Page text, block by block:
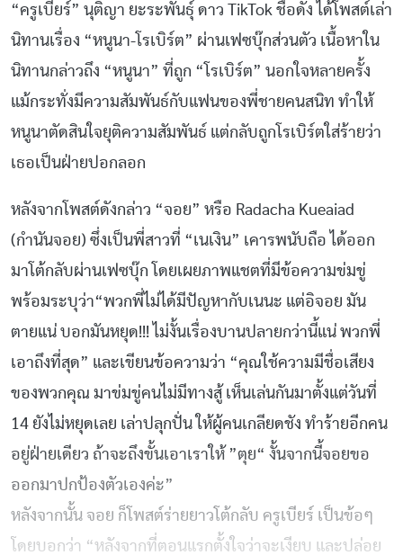
“ครูเบียร์” นุติญา ยะระพันธุ์ ดาว TikTok ชื่อดัง ได้โพสต์เล่า
นิทานเรื่อง “หนูนา-โรเบิร์ต” ผ่านเฟซบุ๊กส่วนตัว เนื้อหาใน
นิทานกล่าวถึง “หนูนา” ที่ถูก “โรเบิร์ต” นอกใจหลายครั้ง
แม้กระทั่งมีความสัมพันธ์กับแฟนของพี่ชายคนสนิท ทำให้
หนูนาตัดสินใจยุติความสัมพันธ์ แต่กลับถูกโรเบิร์ตใส่ร้ายว่า
เธอเป็นฝ่ายปอกลอก
หลังจากโพสต์ดังกล่าว “จอย” หรือ Radacha Kueaiad
(กำนันจอย) ซึ่งเป็นพี่สาวที่ “เนเงิน” เคารพนับถือ ได้ออก
มาโต้กลับผ่านเฟซบุ๊ก โดยเผยภาพแชตที่มีข้อความข่มขู่
พร้อมระบุว่า“พวกพี่ไม่ได้มีปัญหากับเนนะ แต่อิจอย มัน
ตายแน่ บอกมันหยุด!!! ไม่งั้นเรื่องบานปลายกว่านี้แน่ พวกพี่
เอาถึงที่สุด” และเขียนข้อความว่า “คุณใช้ความมีชื่อเสียง
ของพวกคุณ มาข่มขู่คนไม่มีทางสู้ เห็นเล่นกันมาตั้งแต่วันที่
14 ยังไม่หยุดเลย เล่าปลุกปั่น ให้ผู้คนเกลียดชัง ทำร้ายอีกคน
อยู่ฝ่ายเดียว ถ้าจะถึงขั้นเอาเราให้ ”ตุย“ งั้นจากนี้จอยขอ
ออกมาปกป้องตัวเองค่ะ”
หลังจากนั้น จอย ก็โพสต์ร่ายยาวโต้กลับ ครูเบียร์ เป็นข้อๆ
โดยบอกว่า “หลังจากที่ตอนแรกตั้งใจว่าจะเงียบ และปล่อย